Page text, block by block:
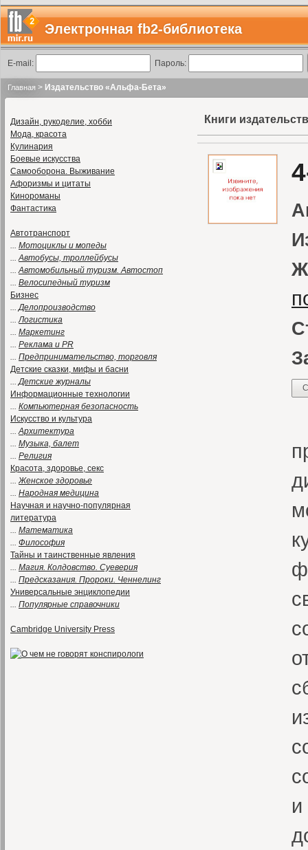
Электронная fb2-библиотека
E-mail: Пароль:
Главная > Издательство «Альфа-Бета»
Дизайн, рукоделие, хобби
Мода, красота
Кулинария
Боевые искусства
Самооборона. Выживание
Афоризмы и цитаты
Кинороманы
Фантастика
Автотранспорт
... Мотоциклы и мопеды
...Автобусы, троллейбусы
...Автомобильный туризм. Автостоп
... Велосипедный туризм
Бизнес
...Делопроизводство
...Логистика
... Маркетинг
... Реклама и PR
... Предпринимательство, торговля
Детские сказки, мифы и басни
...Детские журналы
Информационные технологии
... Компьютерная безопасность
Искусство и культура
...Архитектура
... Музыка, балет
... Религия
Красота, здоровье, секс
...Женское здоровье
... Народная медицина
Научная и научно-популярная
литература
... Математика
... Философия
Тайны и таинственные явления
... Магия. Колдовство. Суеверия
... Предсказания. Пророки. Ченнелинг
Универсальные энциклопедии
... Популярные справочники
Cambridge University Press
Книги
и